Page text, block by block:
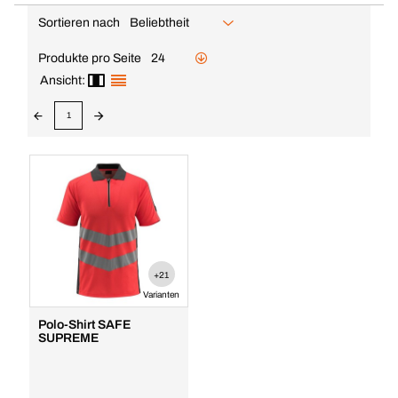
Sortieren nach Beliebtheit
Produkte pro Seite
24
Ansicht:
1
+21
Varianten
Polo-Shirt SAFE
SUPREME